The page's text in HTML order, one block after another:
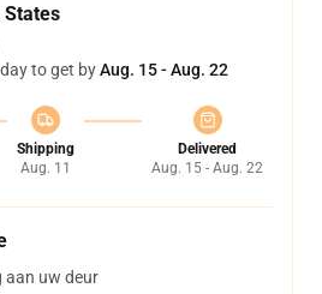
States
to get byAug. 15 - Aug. 22
Shipping
Aug. 11
Delivered
Aug. 15 - Aug. 22
aan uw deur